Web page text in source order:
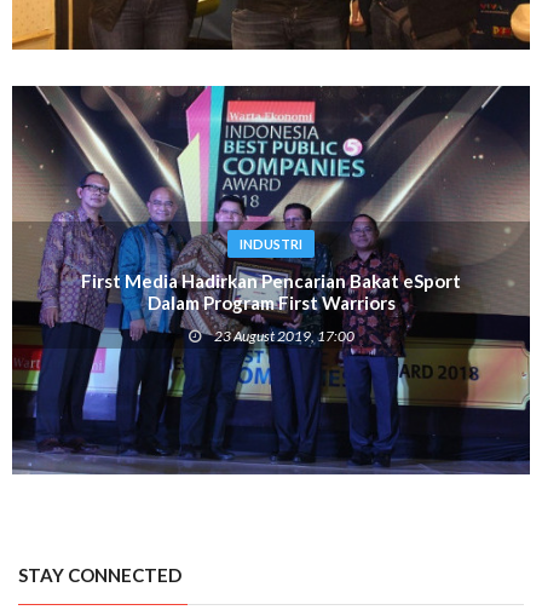
INDUSTRI
First Media Hadirkan Pencarian Bakat eSport
Dalam Program First Warriors
23 August 2019, 17:00
STAY CONNECTED